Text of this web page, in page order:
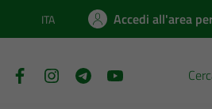
Lingua attiva:
ITA Accedi all'area